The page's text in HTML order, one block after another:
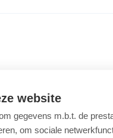
toe door
minimum 24u te
website
gegevens m.b.t. de
om sociale